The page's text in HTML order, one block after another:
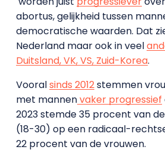
abortus, gelijkheid tussen
democratische waarden. Dat
Nederland maar ook in veel
Duitsland, VK, VS, Zuid-Korea.
Vooralsinds 2012stemmen
met mannenvaker progressief
2023 stemde 35 procent van
(18-30) op een radicaal-
22 procent van de vrouwen.